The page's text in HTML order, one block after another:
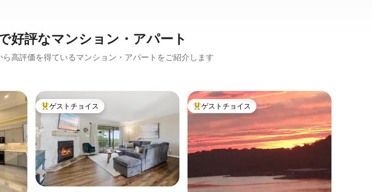
好評なマンション・アパート
高評価を得ているマンション・アパートをご紹介します
大好評のゲストチョイスです。
ゲストチョイス 大好評のゲストチョイスです。
ゲストチョイス